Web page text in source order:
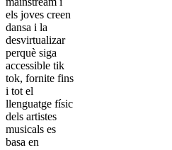
els joves creen
dansa i la
desvirtualizar
perquè siga
accessible tik
tok, fornite fins
i tot el
llenguatge físic
dels artistes
musicals es
basa en